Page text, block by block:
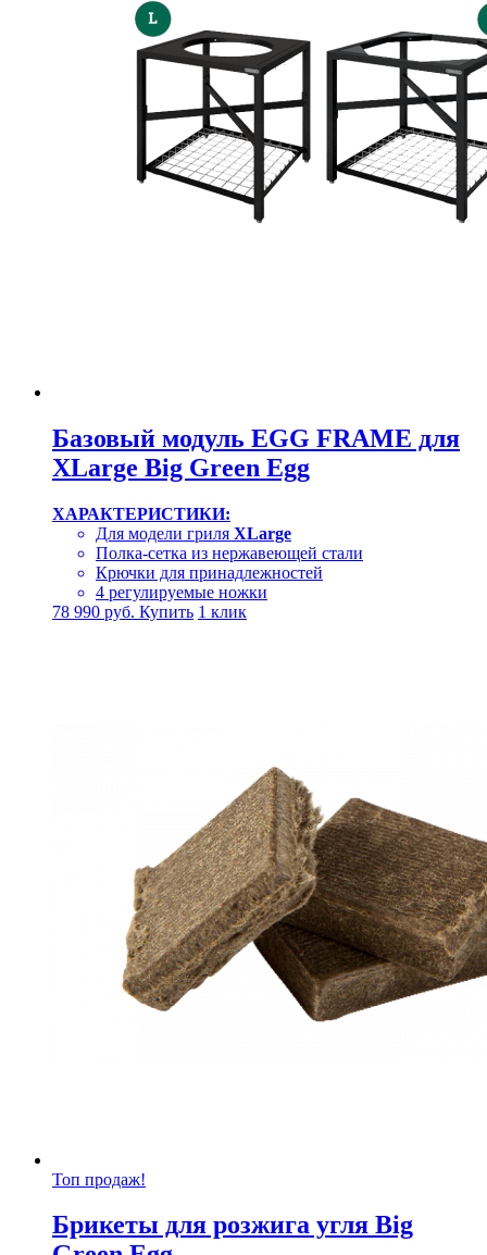
Базовый модуль EGG FRAME для
XLarge Big Green Egg
ХАРАКТЕРИСТИКИ:
Для модели гриля XLarge
Полка-сетка из нержавеющей стали
Крючки для принадлежностей
4 регулируемые ножки
78 990 руб. Купить 1 клик
Топ продаж!
Брикеты для розжига угля Big